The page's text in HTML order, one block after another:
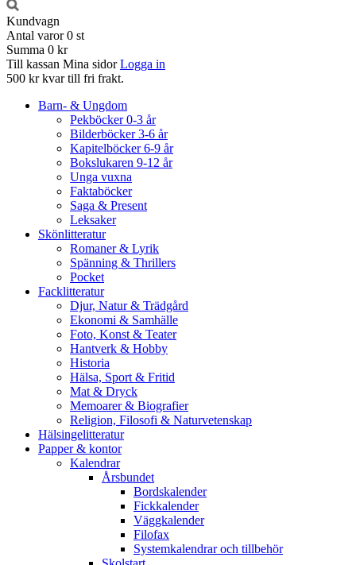
Kundvagn
Antal varor 0 st
Summa 0 kr
Till kassan Mina sidor Logga in
500 kr kvar till fri frakt.
Barn- & Ungdom
Pekböcker 0-3 år
Bilderböcker 3-6 år
Kapitelböcker 6-9 år
Bokslukaren 9-12 år
Unga vuxna
Faktaböcker
Saga & Present
Leksaker
Skönlitteratur
Romaner & Lyrik
Spänning & Thrillers
Pocket
Facklitteratur
Djur, Natur & Trädgård
Ekonomi & Samhälle
Foto, Konst & Teater
Hantverk & Hobby
Historia
Hälsa, Sport & Fritid
Mat & Dryck
Memoarer & Biografier
Religion, Filosofi & Naturvetenskap
Hälsingelitteratur
Papper & kontor
Kalendrar
Årsbundet
Bordskalender
Fickkalender
Väggkalender
Filofax
Systemkalendrar och tillbehör